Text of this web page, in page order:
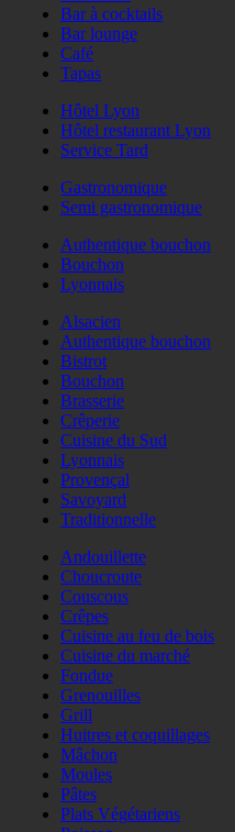
Bar à cocktails
Bar lounge
Café
Tapas
Hôtel Lyon
Hôtel restaurant Lyon
Service Tard
Gastronomique
Semi gastronomique
Authentique bouchon
Bouchon
Lyonnais
Alsacien
Authentique bouchon
Bistrot
Bouchon
Brasserie
Crêperie
Cuisine du Sud
Lyonnais
Provençal
Savoyard
Traditionnelle
Andouillette
Choucroute
Couscous
Crêpes
Cuisine au feu de bois
Cuisine du marché
Fondue
Grenouilles
Grill
Huitres et coquillages
Mâchon
Moules
Pâtes
Plats Végétariens